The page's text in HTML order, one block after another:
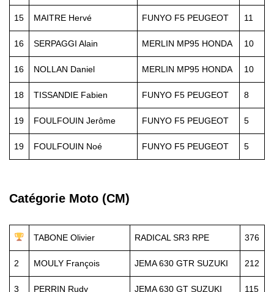
15 MAITRE Hervé FUNYO F5 PEUGEOT 11
16 SERPAGGI Alain MERLIN MP95 HONDA 10
16 NOLLAN Daniel MERLIN MP95 HONDA 10
18 TISSANDIE Fabien FUNYO F5 PEUGEOT 8
19 FOULFOUIN Jerôme FUNYO F5 PEUGEOT 5
19 FOULFOUIN Noé FUNYO F5 PEUGEOT 5
Catégorie Moto (CM)
TABONE Olivier RADICAL SR3 RPE 376
2 MOULY François JEMA 630 GTR SUZUKI 212
3 PERRIN Rudy JEMA 630 GT SUZUKI 115